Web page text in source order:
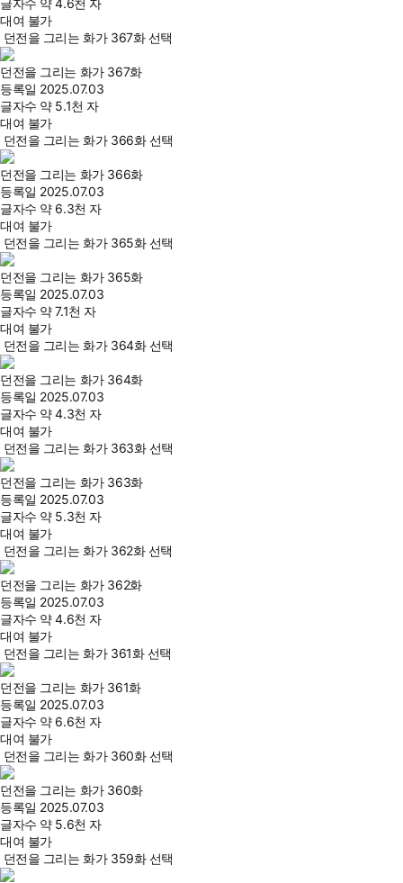
글자수 약 4.6천 자
대여 불가
던전을 그리는 화가 367화 선택
던전을 그리는 화가 367화
등록일 2025.07.03
글자수 약 5.1천 자
대여 불가
던전을 그리는 화가 366화 선택
던전을 그리는 화가 366화
등록일 2025.07.03
글자수 약 6.3천 자
대여 불가
던전을 그리는 화가 365화 선택
던전을 그리는 화가 365화
등록일 2025.07.03
글자수 약 7.1천 자
대여 불가
던전을 그리는 화가 364화 선택
던전을 그리는 화가 364화
등록일 2025.07.03
글자수 약 4.3천 자
대여 불가
던전을 그리는 화가 363화 선택
던전을 그리는 화가 363화
등록일 2025.07.03
글자수 약 5.3천 자
대여 불가
던전을 그리는 화가 362화 선택
던전을 그리는 화가 362화
등록일 2025.07.03
글자수 약 4.6천 자
대여 불가
던전을 그리는 화가 361화 선택
던전을 그리는 화가 361화
등록일 2025.07.03
글자수 약 6.6천 자
대여 불가
던전을 그리는 화가 360화 선택
던전을 그리는 화가 360화
등록일 2025.07.03
글자수 약 5.6천 자
대여 불가
던전을 그리는 화가 359화 선택